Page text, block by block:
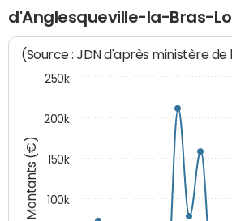
d'Anglesqueville-la-Bras-
Montants (€)
(Source : JDN d'après ministère de
100k
150k
200k
250k